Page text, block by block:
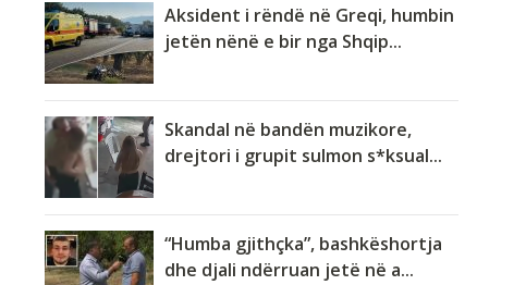
Aksident i rëndë në Greqi, humbin
jetën nënë e bir nga Shqip...
Skandal në bandën muzikore,
drejtori i grupit sulmon s*ksual...
“Humba gjithçka”, bashkëshortja
dhe djali ndërruan jetë në a...